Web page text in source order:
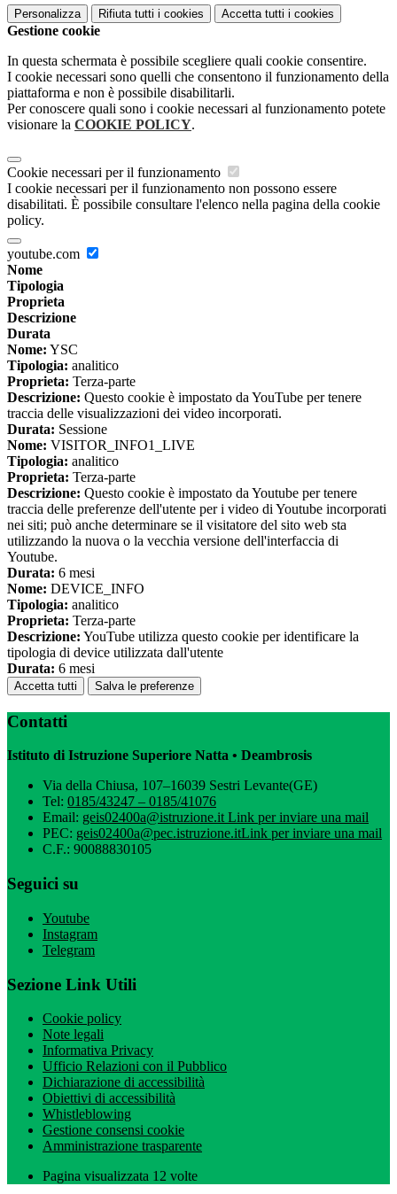
Personalizza Rifiuta tutti i cookies Accetta tutti i cookies
Gestione cookie
In questa schermata è possibile scegliere quali cookie consentire.
I cookie necessari sono quelli che consentono il funzionamento della
piattaforma e non è possibile disabilitarli.
Per conoscere quali sono i cookie necessari al funzionamento potete
visionare la COOKIE POLICY.
Cookie necessari per il funzionamento
I cookie necessari per il funzionamento non possono essere
disabilitati. È possibile consultare l'elenco nella pagina della cookie
policy.
youtube.com
Nome
Tipologia
Proprieta
Descrizione
Durata
Nome: YSC
Tipologia: analitico
Proprieta: Terza-parte
Descrizione: Questo cookie è impostato da YouTube per tenere
traccia delle visualizzazioni dei video incorporati.
Durata: Sessione
Nome: VISITOR_INFO1_LIVE
Tipologia: analitico
Proprieta: Terza-parte
Descrizione: Questo cookie è impostato da Youtube per tenere
traccia delle preferenze dell'utente per i video di Youtube incorporati
nei siti; può anche determinare se il visitatore del sito web sta
utilizzando la nuova o la vecchia versione dell'interfaccia di
Youtube.
Durata: 6 mesi
Nome: DEVICE_INFO
Tipologia: analitico
Proprieta: Terza-parte
Descrizione: YouTube utilizza questo cookie per identificare la
tipologia di device utilizzata dall'utente
Durata: 6 mesi
Accetta tutti Salva le preferenze
Contatti
Istituto di Istruzione Superiore Natta • Deambrosis
Via della Chiusa, 107–16039 Sestri Levante(GE)
Tel: 0185/43247 – 0185/41076
Email: geis02400a@istruzione.itLink per inviare una mail
PEC: geis02400a@pec.istruzione.itLink per inviare una mail
C.F.: 90088830105
Seguici su
Youtube
Instagram
Telegram
Sezione Link Utili
Cookie policy
Note legali
Informativa Privacy
Ufficio Relazioni con il Pubblico
Dichiarazione di accessibilità
Obiettivi di accessibilità
Whistleblowing
Gestione consensi cookie
Amministrazione trasparente
Pagina visualizzata 12 volte